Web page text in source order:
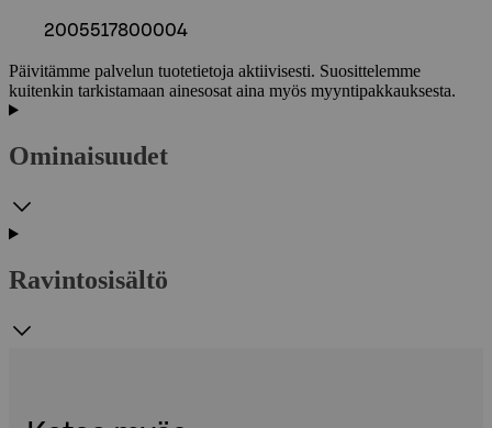
2005517800004
Päivitämme palvelun tuotetietoja aktiivisesti. Suosittelemme
kuitenkin tarkistamaan ainesosat aina myös myyntipakkauksesta.
Ominaisuudet
Ravintosisältö